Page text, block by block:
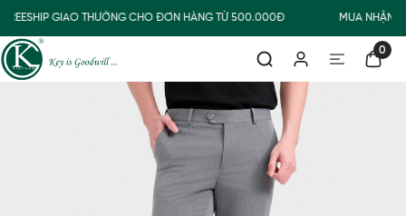
FREESHIP GIAO THƯỜNG CHO ĐƠN HÀNG TỪ 500.000Đ MUA NHẬN
0